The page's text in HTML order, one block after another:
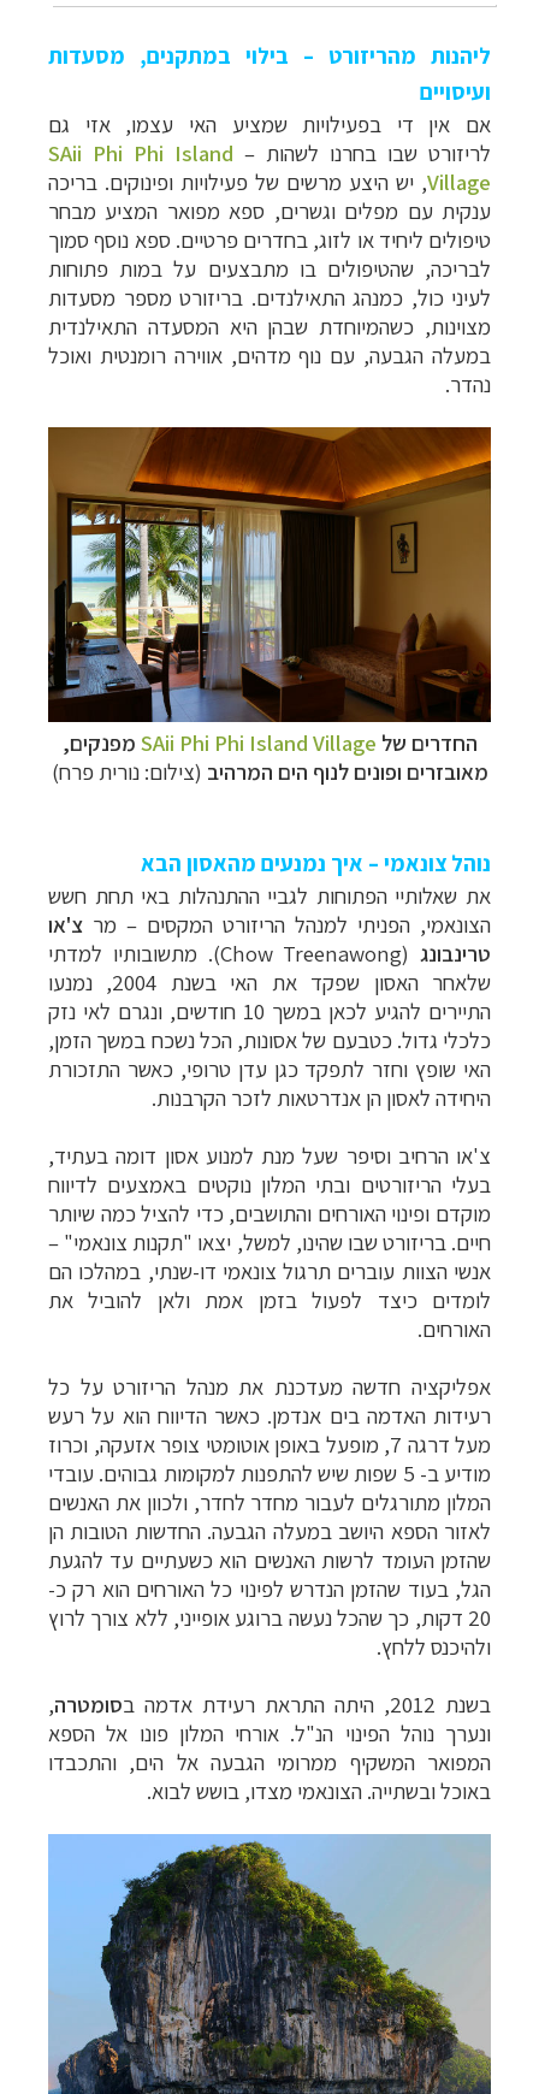
ליהנות מהריזורט – בילוי במתקנים, מסעדות
ועיסויים
אם אין די בפעילויות שמציע האי עצמו, אזי גם
לריזורט שבו בחרנו לשהות –
SAii Phi Phi Island
Village
, יש היצע מרשים של פעילויות ופינוקים. בריכה
ענקית עם מפלים וגשרים, ספא מפואר המציע מבחר
טיפולים ליחיד או לזוג, בחדרים פרטיים. ספא נוסף סמוך
לבריכה, שהטיפולים בו מתבצעים על במות פתוחות
לעיני כול, כמנהג התאילנדים. בריזורט מספר מסעדות
מצוינות, כשהמיוחדת שבהן היא המסעדה התאילנדית
במעלה הגבעה, עם נוף מדהים, אווירה רומנטית ואוכל
נהדר.
החדרים של SAii Phi Phi Island Village מפנקים,
מאובזרים ופונים לנוף הים המרהיב (צילום: נורית פרח)
נוהל צונאמי – איך נמנעים מהאסון הבא
את שאלותיי הפתוחות לגביי ההתנהלות באי תחת חשש
הצונאמי, הפניתי למנהל הריזורט המקסים – מר צ'או
טרינבונג (
Chow Treenawong
). מתשובותיו למדתי
שלאחר האסון שפקד את האי בשנת 2004, נמנעו
התיירים להגיע לכאן במשך 10 חודשים, ונגרם לאי נזק
כלכלי גדול. כטבעם של אסונות, הכל נשכח במשך הזמן,
האי שופץ וחזר לתפקד כגן עדן טרופי, כאשר התזכורת
היחידה לאסון הן אנדרטאות לזכר הקרבנות.
צ'או הרחיב וסיפר שעל מנת למנוע אסון דומה בעתיד,
בעלי הריזורטים ובתי המלון נוקטים באמצעים לדיווח
מוקדם ופינוי האורחים והתושבים, כדי להציל כמה שיותר
חיים. בריזורט שבו שהינו, למשל, יצאו "תקנות צונאמי" –
אנשי הצוות עוברים תרגול צונאמי דו-שנתי, במהלכו הם
לומדים כיצד לפעול בזמן אמת ולאן להוביל את
האורחים.
אפליקציה חדשה מעדכנת את מנהל הריזורט על כל
רעידות האדמה בים אנדמן. כאשר הדיווח הוא על רעש
מעל דרגה 7, מופעל באופן אוטומטי צופר אזעקה, וכרוז
מודיע ב- 5 שפות שיש להתפנות למקומות גבוהים. עובדי
המלון מתורגלים לעבור מחדר לחדר, ולכוון את האנשים
לאזור הספא היושב במעלה הגבעה. החדשות הטובות הן
שהזמן העומד לרשות האנשים הוא כשעתיים עד להגעת
הגל, בעוד שהזמן הנדרש לפינוי כל האורחים הוא רק כ-
20 דקות, כך שהכל נעשה ברוגע אופייני, ללא צורך לרוץ
ולהיכנס ללחץ.
בשנת 2012, היתה התראת רעידת אדמה ב
סומטרה,
ונערך נוהל הפינוי הנ"ל. אורחי המלון פונו אל הספא
המפואר המשקיף ממרומי הגבעה אל הים, והתכבדו
באוכל ובשתייה. הצונאמי מצדו, בושש לבוא.